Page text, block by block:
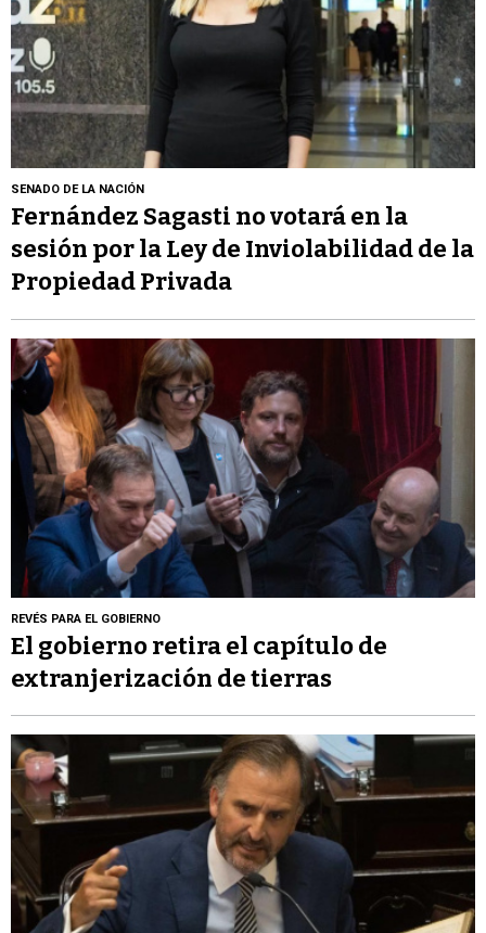
SENADO DE LA NACIÓN
Fernández Sagasti no votará en la
sesión por la Ley de Inviolabilidad de la
Propiedad Privada
REVÉS PARA EL GOBIERNO
El gobierno retira el capítulo de
extranjerización de tierras